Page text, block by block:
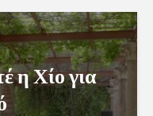
η Χίο για